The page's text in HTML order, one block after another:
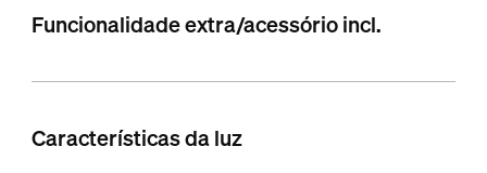
Funcionalidade extra/acessório incl.
Características da luz